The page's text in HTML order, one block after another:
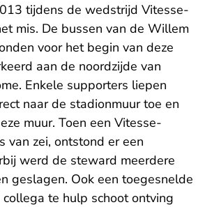
tijdens de wedstrijd Vitesse-
mis. De bussen van de Willem
voor het begin van deze
aan de noordzijde van
Enkele supporters liepen
naar de stadionmuur toe en
muur. Toen een Vitesse-
van zei, ontstond er een
werd de steward meerdere
geslagen. Ook een toegesnelde
te hulp schoot ontving